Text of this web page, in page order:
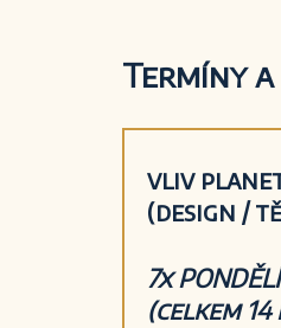
Termíny
vliv
(design /
7x
(celkem